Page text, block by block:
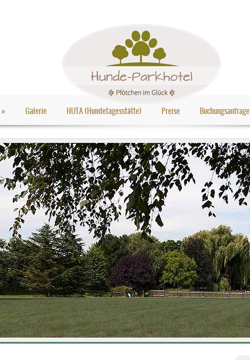
» Galerie HUTA (Hundetagesstätte) Preise Buchungsanfrage
1 2 3 4 5 6